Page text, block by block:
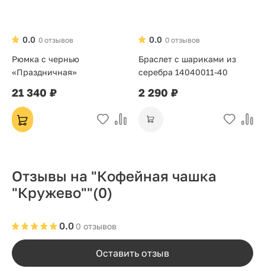
0 отзывов
0.0
Рюмка с чернью
«Праздничная»
21 340 ₽
0 отзывов
0.0
Браслет с шариками из
серебра 14040011-40
2 290 ₽
Отзывы на "Кофейная чашка
"Кружево""(0)
0 отзывов
0.0
Оставить отзыв